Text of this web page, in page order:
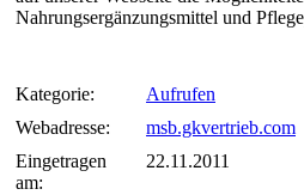
Nahrungsergänzungsmittel und
Kategorie:
Aufrufen
Webadresse:
msb.gkvertrieb.com
Eingetragen
am:
22.11.2011